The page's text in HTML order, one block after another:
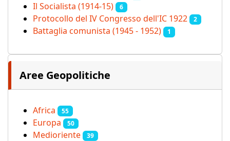
Il Socialista (1914‑15) 6
Protocollo del IV Congresso dell'IC 1922 2
Battaglia comunista (1945 - 1952) 1
Aree Geopolitiche
Africa 55
Europa 50
Medioriente 39